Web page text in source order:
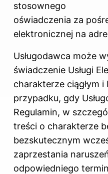
stosownego
oświadczenia za
elektronicznej na
Usługodawca może
świadczenie Usługi
charakterze ciągłym
przypadku, gdy
Regulamin, w
treści o charakterze
bezskutecznym
zaprzestania
odpowiedniego